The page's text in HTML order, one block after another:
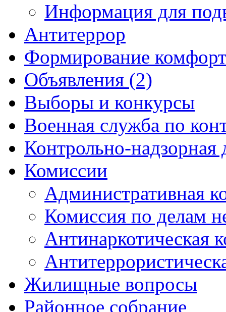
Информация для
Антитеррор
Формирование
Объявления (2)
Выборы и конкурсы
Военная служба по
Контрольно-надзорная
Комиссии
Административная
Комиссия по делам
Антинаркотическая
Жилищные вопросы
Районное собрание